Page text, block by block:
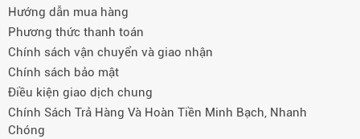
Hướng dẫn mua hàng
Phương thức thanh toán
Chính sách vận chuyển và giao nhận
Chính sách bảo mật
Điều kiện giao dịch chung
Chính Sách Trả Hàng Và Hoàn Tiền Minh Bạch, Nhanh
Chóng